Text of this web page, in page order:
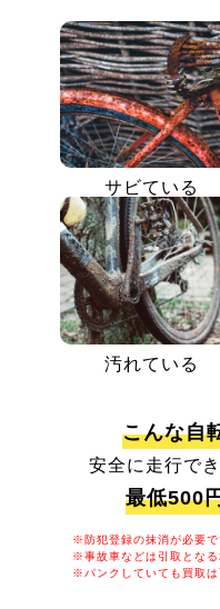
サビている
汚れている
こんな自
安全に走行で
最低500
※防犯登録の抹消が必要で
※事故車などは引取となる
※パンクしていても買取は